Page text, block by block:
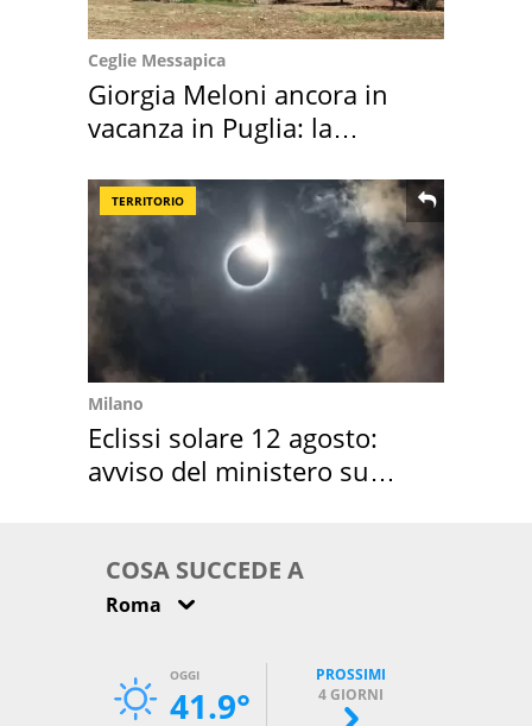
Ceglie Messapica
Giorgia Meloni ancora in
vacanza in Puglia: la
TERRITORIO
Milano
Eclissi solare 12 agosto:
avviso del ministero su